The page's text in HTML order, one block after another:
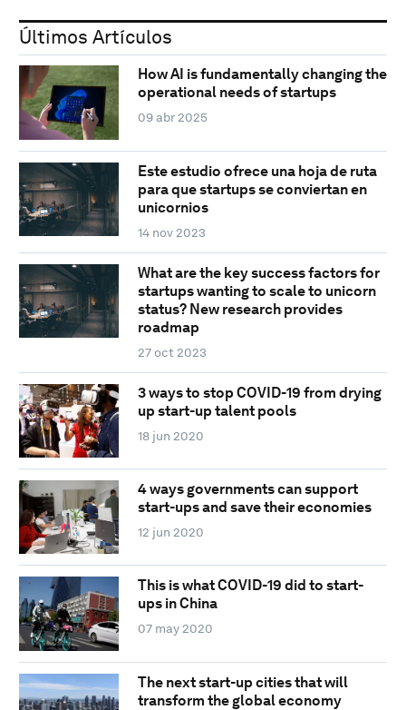
Últimos Artículos
How AI is fundamentally changing the
operational needs of startups
09 abr 2025
Este estudio ofrece una hoja de ruta
para que startups se conviertan en
unicornios
14 nov 2023
What are the key success factors for
startups wanting to scale to unicorn
status? New research provides
roadmap
27 oct 2023
3 ways to stop COVID-19 from drying
up start-up talent pools
18 jun 2020
4 ways governments can support
start-ups and save their economies
12 jun 2020
This is what COVID-19 did to start-
ups in China
07 may 2020
The next start-up cities that will
transform the global economy